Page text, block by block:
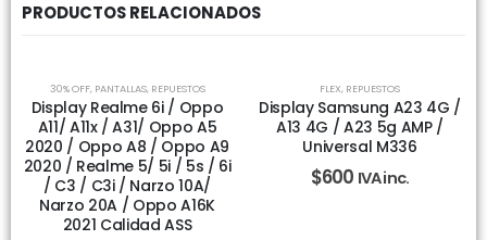
PRODUCTOS RELACIONADOS
30% OFF, PANTALLAS, REPUESTOS
Display Realme 6i / Oppo
A11/ A11x / A31/ Oppo A5
2020 / Oppo A8 / Oppo A9
2020 / Realme 5/ 5i / 5s / 6i
/ C3 / C3i / Narzo 10A/
Narzo 20A / Oppo A16K
2021 Calidad ASS
FLEX, REPUESTOS
Display Samsung A23 4G /
A13 4G / A23 5g AMP /
Universal M336
$600 IVA inc.